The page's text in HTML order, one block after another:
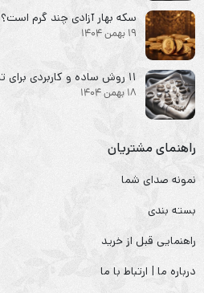
سکه‌ بهار آزادی چند گرم است؟
19 بهمن 1404
۱۱ روش ساده و کاربردی برای تمیز کردن نقره در خانه
18 بهمن 1404
راهنمای مشتریان
نمونه صدای شما
بسته بندی
راهنمایی قبل از خرید
درباره ما | ارتباط با ما